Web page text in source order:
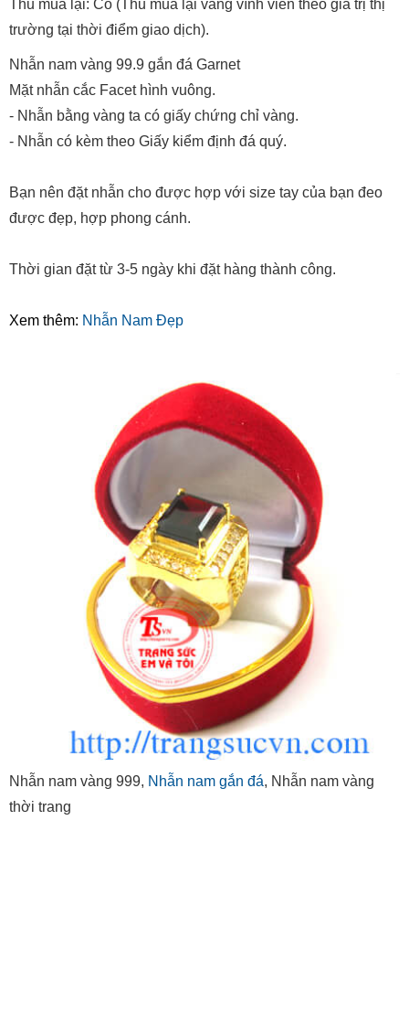
Thu mua lại: Có (Thu mua lại vàng vĩnh viễn theo giá trị thị
trường tại thời điểm giao dịch).
Nhẫn nam vàng 99.9 gắn đá Garnet
Mặt nhẫn cắc Facet hình vuông.
- Nhẫn bằng vàng ta có giấy chứng chỉ vàng.
- Nhẫn có kèm theo Giấy kiểm định đá quý.
Bạn nên đặt nhẫn cho được hợp với size tay của bạn đeo
được đẹp, hợp phong cánh.
Thời gian đặt từ 3-5 ngày khi đặt hàng thành công.
Xem thêm: Nhẫn Nam Đẹp
Nhẫn nam vàng 999, Nhẫn nam gắn đá, Nhẫn nam vàng
thời trang